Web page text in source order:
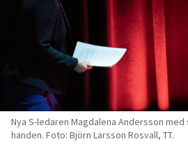
Nya S-ledaren Magdalena Andersson
handen. Foto: Björn Larsson Rosvall, TT.